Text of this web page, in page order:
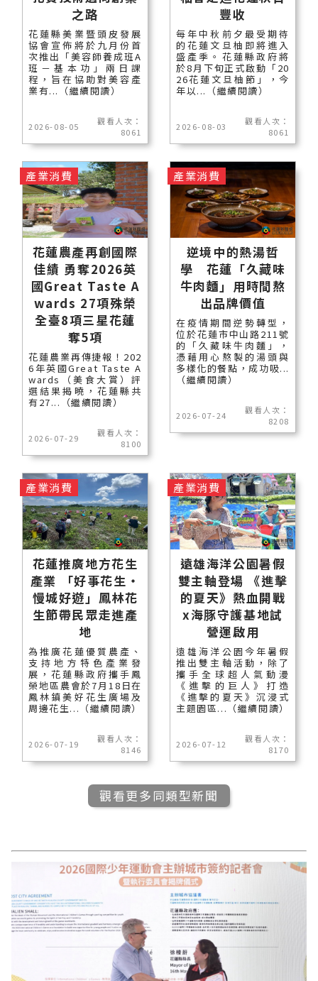
之路
花蓮縣美業暨頭皮發展
協會宣佈將於九月份首
次推出「美容師養成班A
班－基本功」兩日課
程，旨在協助對美容產
業有...（繼續閱讀）
2026-08-05
觀看人次：
8061
豐收
每年中秋前夕最受期待
的花蓮文旦柚即將進入
盛產季。花蓮縣政府將
於8月下旬正式啟動「20
26花蓮文旦柚節」，今
年以...（繼續閱讀）
2026-08-03
觀看人次：
8061
花蓮農產再創國際
佳績 勇奪2026英
國Great Taste A
wards 27項殊榮
全臺8項三星花蓮
奪5項
花蓮農業再傳捷報！202
6年英國Great Taste A
wards（美食大賞）評
選結果揭曉，花蓮縣共
有27...（繼續閱讀）
2026-07-29
觀看人次：
8100
產業消費
逆境中的熱湯哲
學 花蓮「久藏味
牛肉麵」用時間熬
出品牌價值
在疫情期間逆勢轉型，
位於花蓮市中山路211號
的「久藏味牛肉麵」，
憑藉用心熬製的湯頭與
多樣化的餐點，成功吸...
（繼續閱讀）
2026-07-24
觀看人次：
8208
產業消費
花蓮推廣地方花生
產業 「好事花生・
慢城好遊」鳳林花
生節帶民眾走進產
地
為推廣花蓮優質農產、
支持地方特色產業發
展，花蓮縣政府攜手鳳
榮地區農會於7月18日在
鳳林鎮美好花生廣場及
周邊花生...（繼續閱讀）
2026-07-19
觀看人次：
8146
產業消費
遠雄海洋公園暑假
雙主軸登場 《進擊
的夏天》熱血開戰
x海豚守護基地試
營運啟用
遠雄海洋公園今年暑假
推出雙主軸活動，除了
攜手全球超人氣動漫
《進擊的巨人》打造
《進擊的夏天》沉浸式
主題園區...（繼續閱讀）
2026-07-12
觀看人次：
8170
產業消費
觀看更多同類型新聞